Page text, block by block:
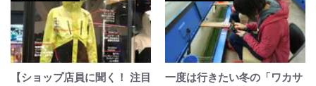
【ショップ店員に聞く！ 注目
一度は行きたい冬の「ワカサ